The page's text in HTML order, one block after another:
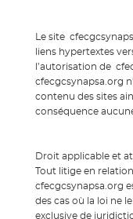
Le site
liens hypertextes
l’autorisation de
cfecgcsynapsa.org
contenu des sites
conséquence
Droit applicable et
Tout litige en
cfecgcsynapsa.org
des cas où la loi ne
exclusive de